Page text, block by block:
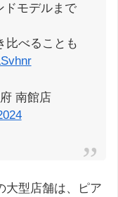
ドモデルまで
比べることも
南館店
大型店舗は、ピア